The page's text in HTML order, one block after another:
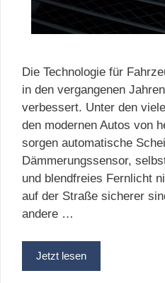
Die Technologie für
in den vergangenen
verbessert. Unter den
den modernen Autos von
sorgen automatische
Dämmerungssensor,
und blendfreies Fernlicht
auf der Straße sicherer
andere …
Jetzt lesen